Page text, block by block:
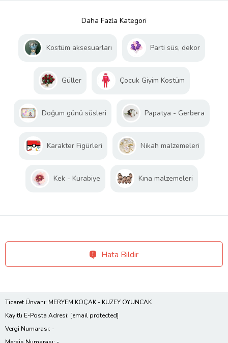
Daha Fazla Kategori
Kostüm aksesuarları Parti süs, dekor
Güller Çocuk Giyim Kostüm
Doğum günü süsleri Papatya - Gerbera
Karakter Figürleri Nikah malzemeleri
Kek - Kurabiye Kına malzemeleri
Hata Bildir
Ticaret Ünvanı: MERYEM KOÇAK - KUZEY OYUNCAK
Kayıtlı E-Posta Adresi: [email protected]
Vergi Numarası: -